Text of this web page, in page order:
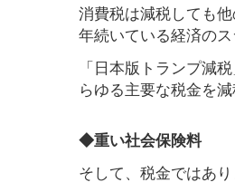
消費税は減税しても
年続いている経済の
「日本版トランプ減
らゆる主要な税金を
◆重い社会保険料
そして、税金ではあ